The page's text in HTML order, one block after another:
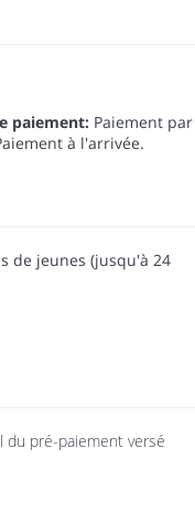
paiement: Paiement par
à l'arrivée.
de jeunes (jusqu'à 24
du pré-paiement versé